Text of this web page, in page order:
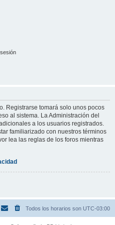
Registrarse tomará solo unos pocos
al sistema. La Administración del
a los usuarios registrados.
familiarizado con nuestros términos
lea las reglas de los foros mientras
Todos los horarios son UTC-03:00